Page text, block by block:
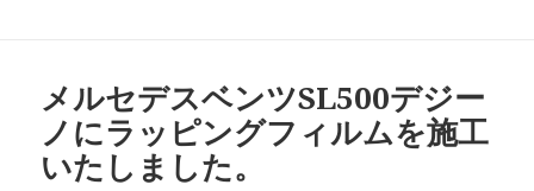
メルセデスベンツSL500デジー
ノにラッピングフィルムを施工
いたしました。